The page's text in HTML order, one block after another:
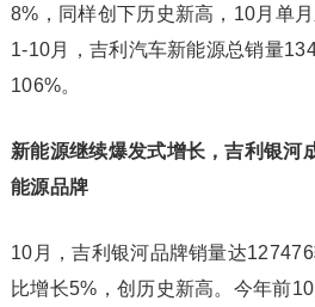
8%，同样创下历史新高，10月单
1-10月，吉利汽车新能源总销量
106%。
新能源继续爆发式增长，吉利银河
能源品牌
10月，吉利银河品牌销量达
比增长5%，创历史新高。今年前